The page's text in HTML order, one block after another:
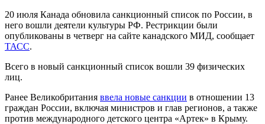
20 июля Канада обновила санкционный список по России, в
него вошли деятели культуры РФ. Рестрикции были
опубликованы в четверг на сайте канадского МИД, сообщает
ТАСС.
Всего в новый санкционный список вошли 39 физических
лиц.
Ранее Великобритания ввела новые санкции в отношении 13
граждан России, включая министров и глав регионов, а также
против международного детского центра «Артек» в Крыму.